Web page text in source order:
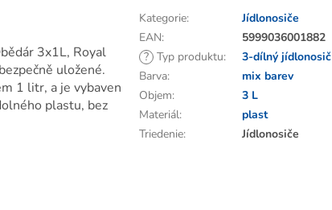
3x1L, Royal
uložené.
1 litr, a je vybaven
plastu, bez
Kategorie:
Jídlonosiče
EAN:
5999036001882
? Typ produktu:
3-dílný jídlonosič
Barva:
mix barev
Objem:
3 L
Materiál:
plast
Triedenie: Jídlonosiče